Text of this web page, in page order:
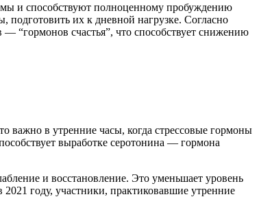
и способствуют полноценному пробуждению
подготовить их к дневной нагрузке. Согласно
“гормонов счастья”, что способствует снижению
важно в утренние часы, когда стрессовые гормоны
выработке серотонина — гормона
и восстановление. Это уменьшает уровень
году, участники, практиковавшие утренние